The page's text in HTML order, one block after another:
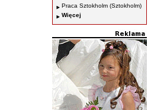
Praca Sztokholm (Sztokholm)
Więcej